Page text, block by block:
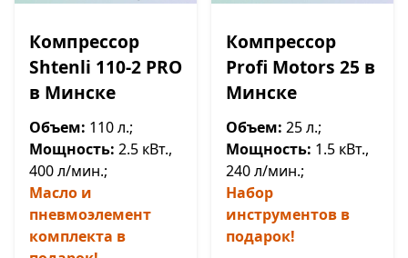
Компрессор
Shtenli 110-2 PRO
в Минске
Объем: 110 л.;
Мощность: 2.5 кВт.,
400 л/мин.;
Масло и
пневмоэлемент
комплекта в
Компрессор
Profi Motors 25 в
Минске
Объем: 25 л.;
Мощность: 1.5 кВт.,
240 л/мин.;
Набор
инструментов в
подарок!